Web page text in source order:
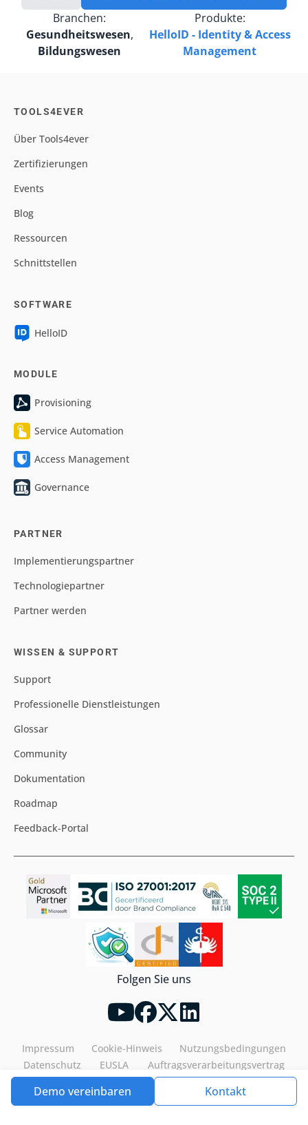
Demo vereinbaren Kontakt
Branchen:
Gesundheitswesen,
Bildungswesen
Produkte:
HelloID - Identity & Access
Management
TOOLS4EVER
Über Tools4ever
Zertifizierungen
Events
Blog
Ressourcen
Schnittstellen
SOFTWARE
HelloID
MODULE
Provisioning
Service Automation
Access Management
Governance
PARTNER
Implementierungspartner
Technologiepartner
Partner werden
WISSEN & SUPPORT
Support
Professionelle Dienstleistungen
Glossar
Community
Dokumentation
Roadmap
Feedback-Portal
Folgen Sie uns
Impressum Cookie-Hinweis
Nutzungsbedingungen
Datenschutz
EUSLA Auftragsverarbeitungsvertrag
Tools4ever©2026. All rights reserved.